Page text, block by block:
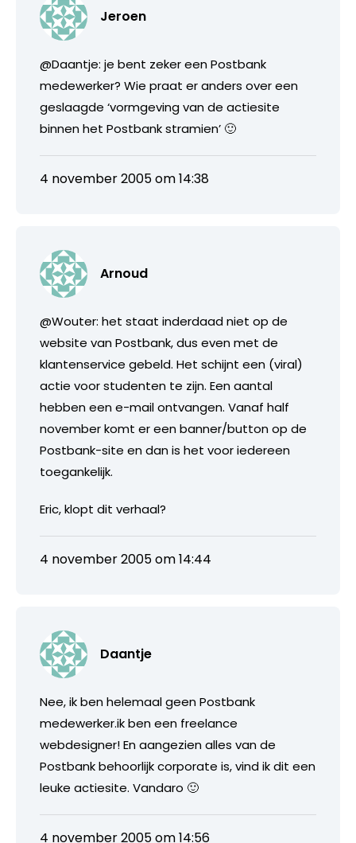
Jeroen
@Daantje: je bent zeker een Postbank
medewerker? Wie praat er anders over een
geslaagde ‘vormgeving van de actiesite
binnen het Postbank stramien’ 🙂
4 november 2005 om 14:38
Arnoud
@Wouter: het staat inderdaad niet op de
website van Postbank, dus even met de
klantenservice gebeld. Het schijnt een (viral)
actie voor studenten te zijn. Een aantal
hebben een e-mail ontvangen. Vanaf half
november komt er een banner/button op de
Postbank-site en dan is het voor iedereen
toegankelijk.
Eric, klopt dit verhaal?
4 november 2005 om 14:44
Daantje
Nee, ik ben helemaal geen Postbank
medewerker.ik ben een freelance
webdesigner! En aangezien alles van de
Postbank behoorlijk corporate is, vind ik dit een
leuke actiesite. Vandaro 🙂
4 november 2005 om 14:56